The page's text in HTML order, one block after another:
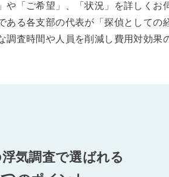
「ご希望」、「状況」を詳しくお
る各支部の代表が「探偵としての
査時間や人員を削減し費用対効果
気調査で選ばれる